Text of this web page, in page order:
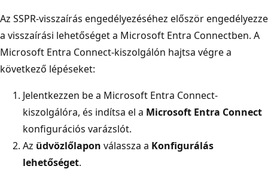
Az SSPR-visszaírás engedélyezéséhez először engedélyezze
a visszaírási lehetőséget a Microsoft Entra Connectben. A
Microsoft Entra Connect-kiszolgálón hajtsa végre a
következő lépéseket:
Jelentkezzen be a Microsoft Entra Connect-
kiszolgálóra, és indítsa el a Microsoft Entra Connect
konfigurációs varázslót.
Az üdvözlőlapon válassza a Konfigurálás
lehetőséget.